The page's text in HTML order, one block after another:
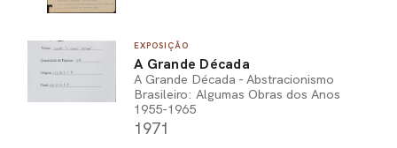
EXPOSIÇÃO
A Grande Década
A Grande Década - Abstracionismo
Brasileiro: Algumas Obras dos Anos
1955-1965
1971